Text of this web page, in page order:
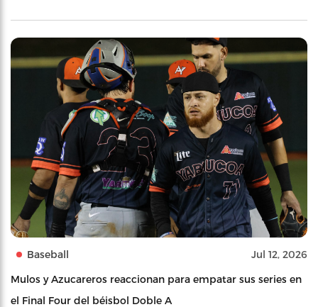
Baseball Jul 12, 2026
Mulos y Azucareros reaccionan para empatar sus series en
el Final Four del béisbol Doble A